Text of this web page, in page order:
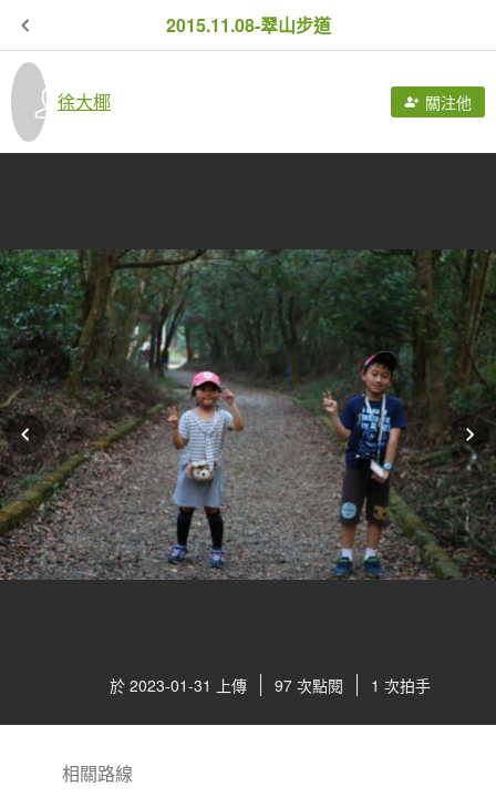
2015.11.08-翠山步道
徐大椰 關注他
於 2023-01-31 上傳 97 次點閱 1 次拍手
相關路線